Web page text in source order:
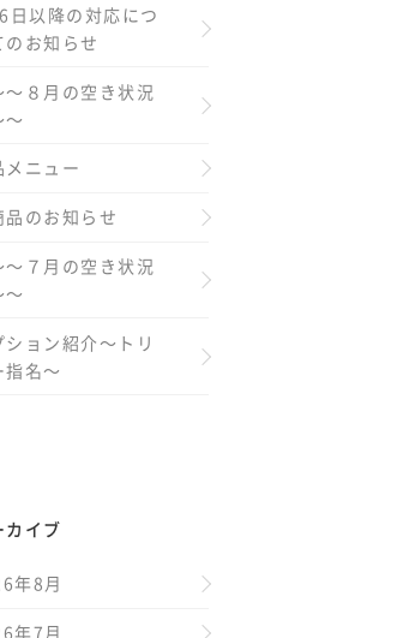
日以降の対応につ
のお知らせ
～８月の空き状況
～
メニュー
品のお知らせ
～７月の空き状況
～
ション紹介～トリ
指名～
カイブ
年8月
年7月